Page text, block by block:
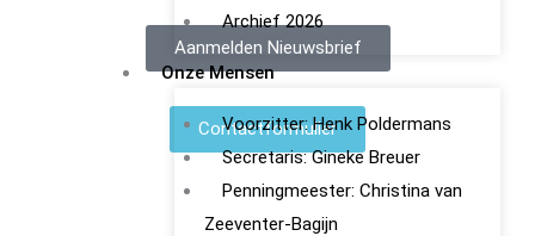
Archief 2026
Onze Mensen
Voorzitter: Henk Poldermans
Secretaris: Gineke Breuer
Penningmeester: Christina van
Zeeventer-Bagijn
Aanmelden Nieuwsbrief
Contactformulier